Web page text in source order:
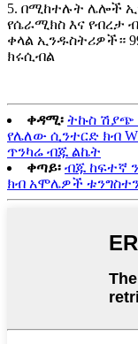
5. በሚከተሉት ሌሎች
የሴራሚክስ እና የብረታ
ቀላል ኢንዱስትሪዎች።
ክሩሲብል
ቀዳሚ፡ ትኩስ ሽያጭ
የሌለው ሲንተርድ ክብ W1
ጥንካሬ ብጁ ልኬት
ቀጣይ፡ ብጁ ከፍተኛ
ክብ አሞሌዎች